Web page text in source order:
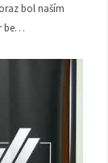
bol naším
be…